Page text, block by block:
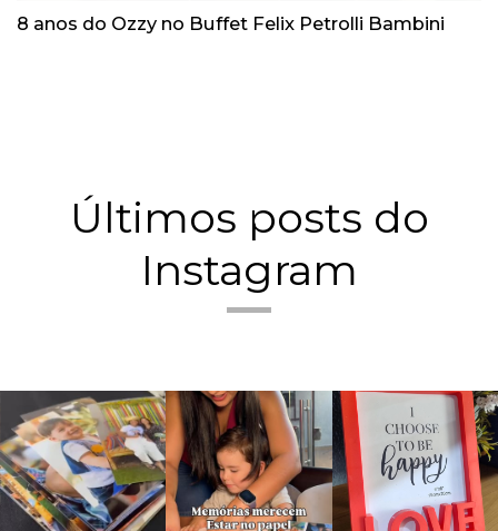
8 anos do Ozzy no Buffet Felix Petrolli Bambini
Últimos posts do
Instagram